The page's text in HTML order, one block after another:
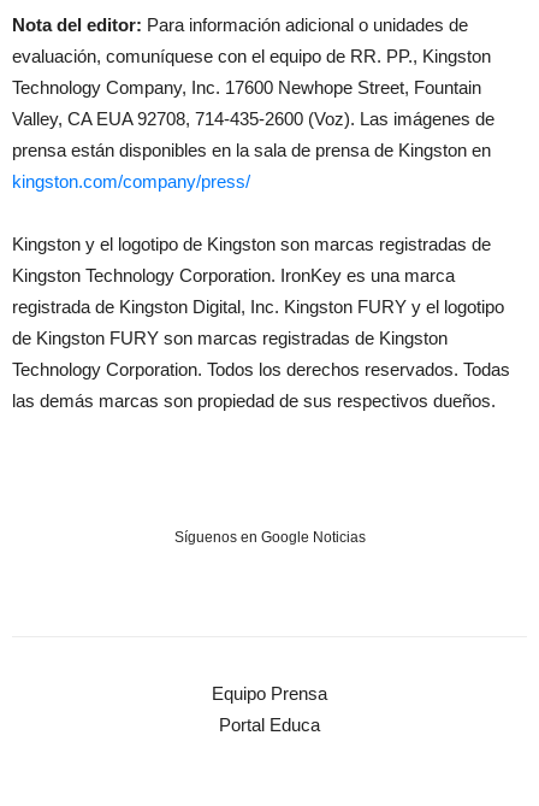
Nota del editor: Para información adicional o unidades de
evaluación, comuníquese con el equipo de RR. PP., Kingston
Technology Company, Inc. 17600 Newhope Street, Fountain
Valley, CA EUA 92708, 714-435-2600 (Voz). Las imágenes de
prensa están disponibles en la sala de prensa de Kingston en
kingston.com/company/press/
Kingston y el logotipo de Kingston son marcas registradas de
Kingston Technology Corporation. IronKey es una marca
registrada de Kingston Digital, Inc. Kingston FURY y el logotipo
de Kingston FURY son marcas registradas de Kingston
Technology Corporation. Todos los derechos reservados. Todas
las demás marcas son propiedad de sus respectivos dueños.
Síguenos en Google Noticias
Equipo Prensa
Portal Educa